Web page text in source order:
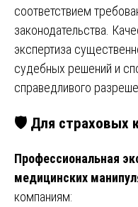
соответствием
законодательства.
экспертиза
судебных решений и
справедливого
🛡️ Для страховых
Профессиональная
медицинских
компаниям: